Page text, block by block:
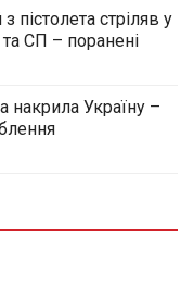
пістолета стріляв у
СП – поранені
накрила Україну –